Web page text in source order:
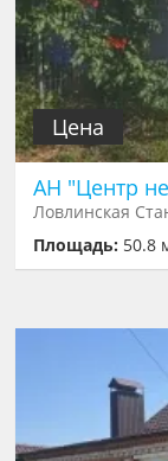
Цена
АН "Центр
Ловлинская
Площадь: 50.8